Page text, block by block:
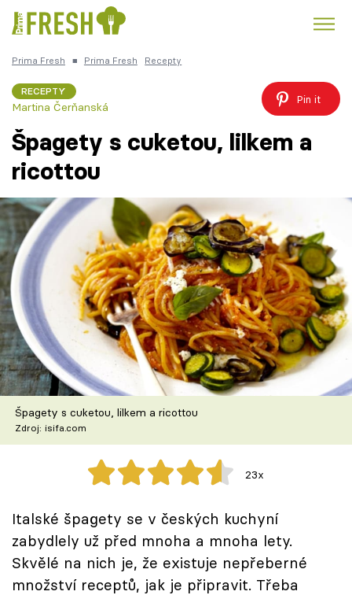
Česká kuchyně
Témata
Recepty
TV Program
Škola vaření
Recepty z TV
Speciál: Cuketa
Těhotnej kuchař
Sledujte prima+
Přihlášení
Prima Fresh ■ Prima Fresh Recepty
RECEPTY
Martina Čerňanská
Pin it
Špagety s cuketou, lilkem a
ricottou
Špagety s cuketou, lilkem a ricottou
Zdroj: isifa.com
23x
Italské špagety se v českých kuchyní
zabydlely už před mnoha a mnoha lety.
Skvělé na nich je, že existuje nepřeberné
množství receptů, jak je připravit. Třeba